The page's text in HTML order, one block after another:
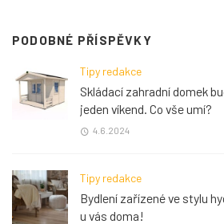
PODOBNÉ PŘÍSPĚVKY
Tipy redakce
Skládací zahradní domek
jeden víkend. Co vše umí?
4.6.2024
Tipy redakce
Bydlení zařízené ve stylu
u vás doma!